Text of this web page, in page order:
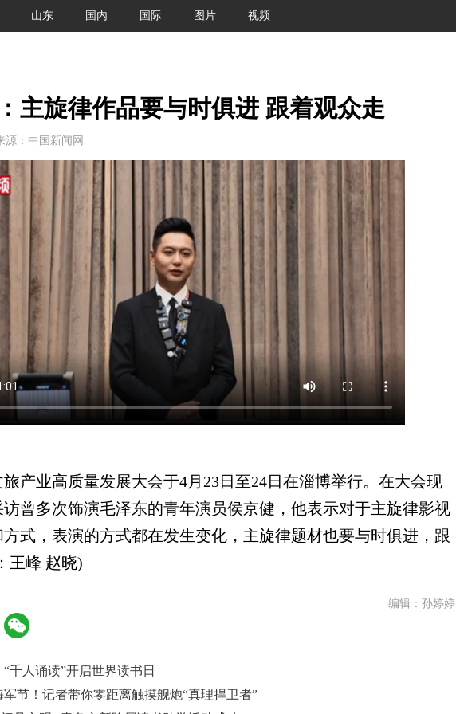
山东 国内 国际 图片 视频
主旋律作品要与时俱进 跟着观众走
源：中国新闻网
业高质量发展大会于4月23日至24日在淄博举行。在大会现
曾多次饰演毛泽东的青年演员侯京健，他表示对于主旋律影视
式，表演的方式都在发生变化，主旋律题材也要与时俱进，跟
王峰 赵晓)
编辑：孙婷婷
千人诵读”开启世界读书日
节！记者带你零距离触摸舰炮“真理捍卫者”